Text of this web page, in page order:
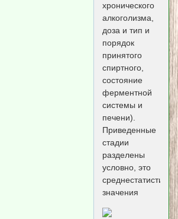
хронического
алкоголизма,
доза и тип и
порядок
принятого
спиртного,
состояние
ферментной
системы и
печени).
Приведенные
стадии
разделены
условно, это
значения